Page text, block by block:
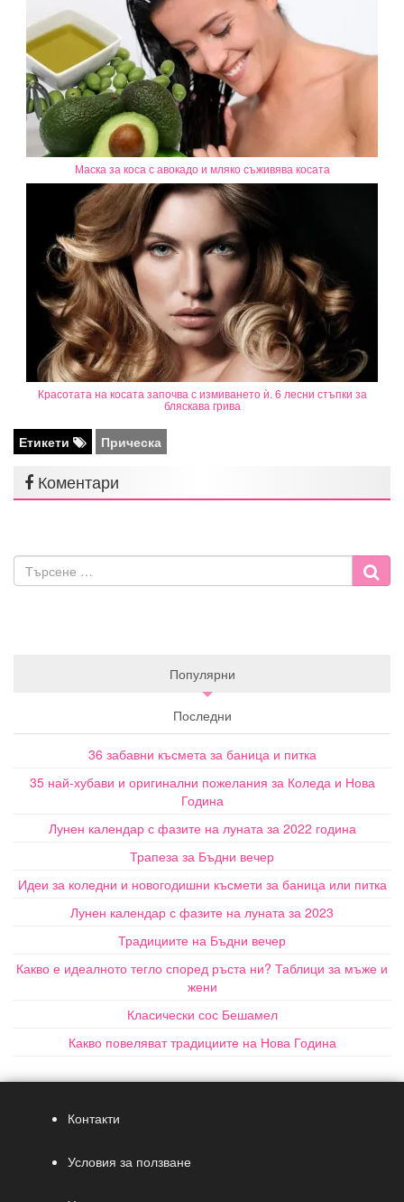
Маска за коса с авокадо и мляко съживява косата
Красотата на косата започва с измиването ѝ. 6 лесни стъпки за
бляскава грива
Етикети Прическа
Коментари
Популярни
Последни
36 забавни късмета за баница и питка
35 най-хубави и оригинални пожелания за Коледа и Нова
Година
Лунен календар с фазите на луната за 2022 година
Трапеза за Бъдни вечер
Идеи за коледни и новогодишни късмети за баница или питка
Лунен календар с фазите на луната за 2023
Традициите на Бъдни вечер
Какво е идеалното тегло според ръста ни? Таблици за мъже и
жени
Класически сос Бешамел
Какво повеляват традициите на Нова Година
Контакти
Условия за ползване